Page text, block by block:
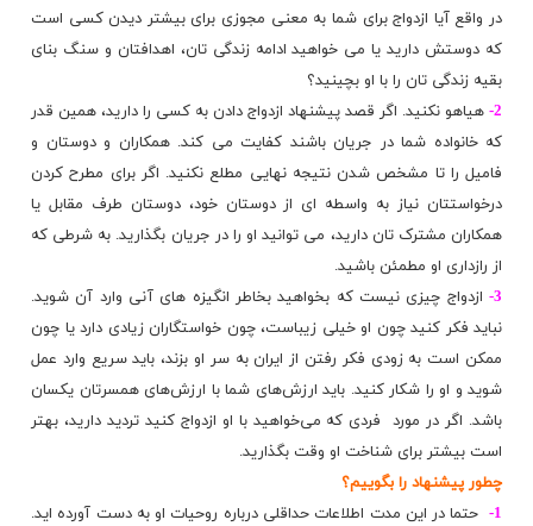
در واقع آیا ازدواج برای شما به معنی مجوزی برای بیشتر دیدن کسی است
که دوستش دارید یا می خواهید ادامه زندگی تان، اهدافتان و سنگ بنای
بقیه زندگی تان را با او بچینید؟
2- هیاهو نکنید. اگر قصد پیشنهاد ازدواج دادن به کسی را دارید، همین قدر
که خانواده شما در جریان باشند کفایت می کند. همکاران و دوستان و
فامیل را تا مشخص شدن نتیجه نهایی مطلع نکنید. اگر برای مطرح کردن
درخواستتان نیاز به واسطه ای از دوستان خود، دوستان طرف مقابل یا
همکاران مشترک تان دارید، می توانید او را در جریان بگذارید. به شرطی که
از رازداری او مطمئن باشید.
3- ازدواج چیزی نیست که بخواهید بخاطر انگیزه های آنی وارد آن شوید.
نباید فکر کنید چون او خیلی زیباست، چون خواستگاران زیادی دارد یا چون
ممکن است به زودی فکر رفتن از ایران به سر او بزند، باید سریع وارد عمل
شوید و او را شکار کنید. باید ارزش‌های شما با ارزش‌های همسرتان یکسان
باشد. اگر در مورد فردی که می‌خواهید با او ازدواج کنید تردید دارید، بهتر
است بیشتر برای شناخت او وقت بگذارید.
چطور پیشنهاد را بگوییم؟
1-
حتما در این مدت اطلاعات حداقلی درباره روحیات او به دست آورده اید.